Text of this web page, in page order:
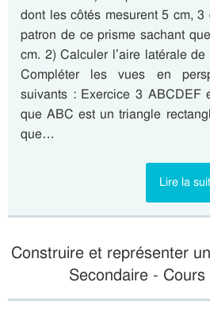
dont les côtés mesurent 5 cm, 3
patron de ce prisme sachant
cm. 2) Calculer l’aire latérale
Compléter les vues en
suivants : Exercice 3 ABCDEF
que ABC est un triangle
que…
Lire la
Construire et représenter
Secondaire -